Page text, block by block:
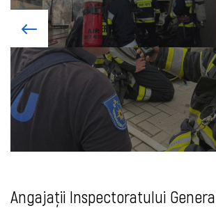
Angajații Inspectoratului